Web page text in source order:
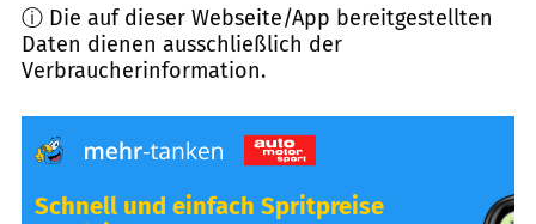
ⓘ Die auf dieser Webseite/App bereitgestellten
Daten dienen ausschließlich der
Verbraucherinformation.
Schnell und einfach Spritpreise